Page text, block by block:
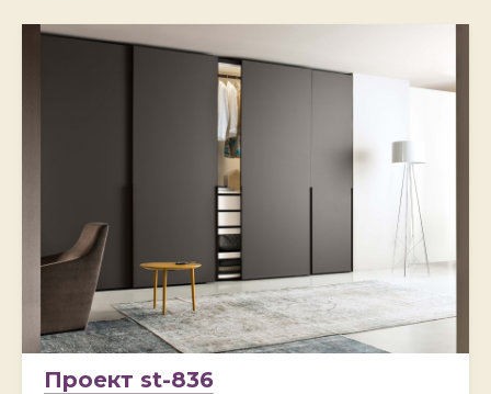
Проект st-836